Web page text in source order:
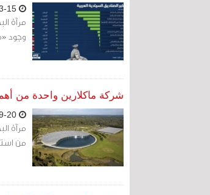
مرآة
وجود
شركة ماكلارين واحدة من
مرآة
من